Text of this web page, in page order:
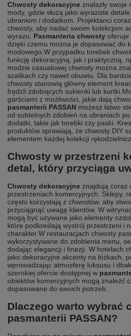
Chwosty dekoracyjne znalazły swoje
mody, gdzie służą jako wyraziste
ubraniom i dodatkom. Projektanci
chwosty, aby nadać swoim kolekcjom
wyrazu. Pasmanteria chwosty oferuje
dzięki czemu można je dopasować do
modowego. W przypadku torebek
funkcję dekoracyjną, jak i praktyczną,
modzie casualowej chwosty można
szalikach czy nawet obuwiu. Dla
chwosty stanowią główny element
frędzli zdobiących sukienki lub kurtki.
garściami z możliwości, jakie dają
pasmanterii PASSAN możesz łatwo
od subtelnych zdobień na ubraniach
dodatki, takie jak torebki czy paski.
produktów sprawiają, że chwosty DIY
elementem każdej kolekcji
Chwosty w przestrzeni
detal, który przyciąga
Chwosty dekoracyjne znajdują coraz
przestrzeniach komercyjnych. Sklepy,
często korzystają z chwostów, aby
przyciągnąć uwagę klientów. W
mogą być używane jako elementy
które podkreślają wystrój przestrzeni i
charakter.W restauracjach chwosty
wykorzystywane do zdobienia menu,
dodając elegancji i finezji. W hotelach
jako dekoracyjne akcenty na łóżkach,
wprowadzając atmosferę luksusu i
szerokiej ofercie dostępnej w
obiektów komercyjnych mogą znaleźć
dopasowane do swoich potrzeb.
Dlaczego warto wybrać
pasmanterii PASSAN?